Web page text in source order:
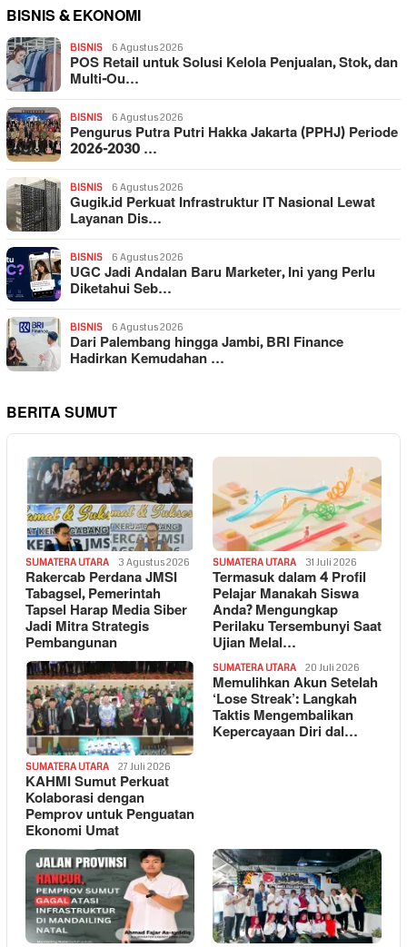
BISNIS & EKONOMI
BISNIS 6 Agustus 2026
POS Retail untuk Solusi Kelola Penjualan, Stok, dan
Multi-Ou…
BISNIS 6 Agustus 2026
Pengurus Putra Putri Hakka Jakarta (PPHJ) Periode
2026-2030 …
BISNIS 6 Agustus 2026
Gugik.id Perkuat Infrastruktur IT Nasional Lewat
Layanan Dis…
BISNIS 6 Agustus 2026
UGC Jadi Andalan Baru Marketer, Ini yang Perlu
Diketahui Seb…
BISNIS 6 Agustus 2026
Dari Palembang hingga Jambi, BRI Finance
Hadirkan Kemudahan …
BERITA SUMUT
SUMATERA UTARA 3 Agustus 2026
Rakercab Perdana JMSI
Tabagsel, Pemerintah
Tapsel Harap Media Siber
Jadi Mitra Strategis
Pembangunan
SUMATERA UTARA 31 Juli 2026
Termasuk dalam 4 Profil
Pelajar Manakah Siswa
Anda? Mengungkap
Perilaku Tersembunyi Saat
Ujian Melal…
SUMATERA UTARA 27 Juli 2026
KAHMI Sumut Perkuat
Kolaborasi dengan
Pemprov untuk Penguatan
Ekonomi Umat
SUMATERA UTARA 20 Juli 2026
Memulihkan Akun Setelah
‘Lose Streak’: Langkah
Taktis Mengembalikan
Kepercayaan Diri dal…